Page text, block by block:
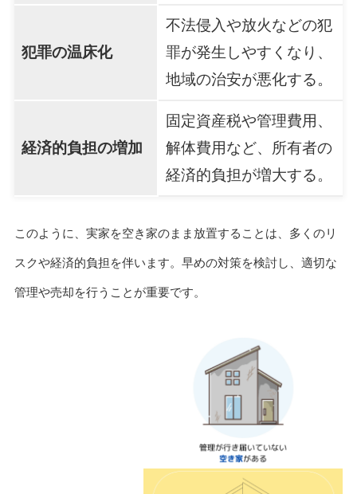
犯罪の温床化
不法侵入や放火などの犯
罪が発生しやすくなり、
地域の治安が悪化する。
経済的負担の増加
固定資産税や管理費用、
解体費用など、所有者の
経済的負担が増大する。
このように、実家を空き家のまま放置することは、多くのリ
スクや経済的負担を伴います。早めの対策を検討し、適切な
管理や売却を行うことが重要です。